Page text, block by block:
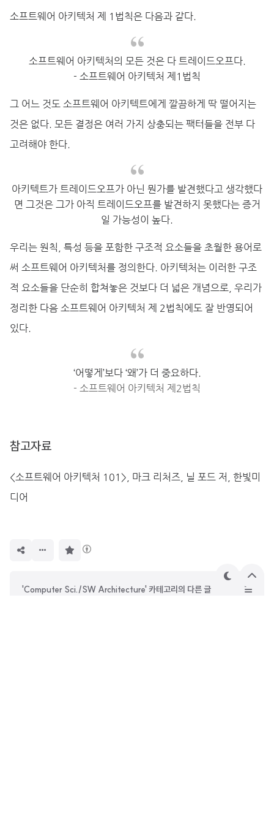
소프트웨어 아키텍처 제 1법칙은 다음과 같다.
소프트웨어 아키텍처의 모든 것은 다 트레이드오프다.
- 소프트웨어 아키텍처 제1법칙
그 어느 것도 소프트웨어 아키텍트에게 깔끔하게 딱 떨어지는
것은 없다. 모든 결정은 여러 가지 상충되는 팩터들을 전부 다
고려해야 한다.
아키텍트가 트레이드오프가 아닌 뭔가를 발견했다고 생각했다
면 그것은 그가 아직 트레이드오프를 발견하지 못했다는 증거
일 가능성이 높다.
우리는 원칙, 특성 등을 포함한 구조적 요소들을 초월한 용어로
써 소프트웨어 아키텍처를 정의한다. 아키텍처는 이러한 구조
적 요소들을 단순히 합쳐놓은 것보다 더 넓은 개념으로, 우리가
정리한 다음 소프트웨어 아키텍처 제 2법칙에도 잘 반영되어
있다.
‘어떻게’보다 ‘왜’가 더 중요하다.
- 소프트웨어 아키텍처 제2법칙
참고자료
<소프트웨어 아키텍처 101>, 마크 리처즈, 닐 포드 저, 한빛미
디어
'Computer Sci./SW Architecture' 카테고리의 다른 글
테
상
단